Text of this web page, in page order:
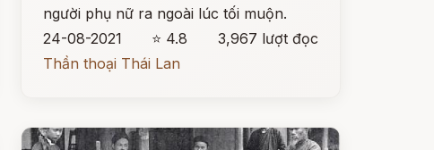
người phụ nữ ra ngoài lúc tối muộn.
24-08-2021
⭐ 4.8
3,967 lượt đọc
Thần thoại Thái Lan